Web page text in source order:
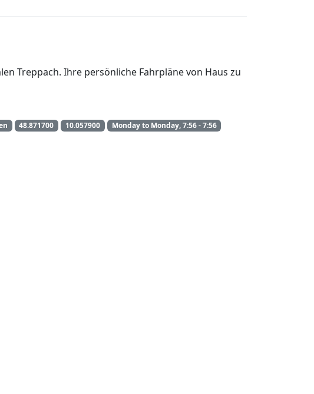
Treppach. Ihre persönliche Fahrpläne von Haus zu
48.871700 10.057900
Monday to Monday, 7:56 - 7:56